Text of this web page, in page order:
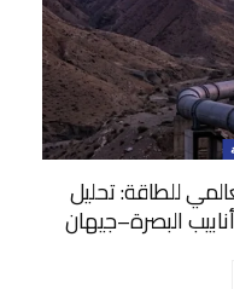
للطاقة: تحليل
البصرة–جيهان